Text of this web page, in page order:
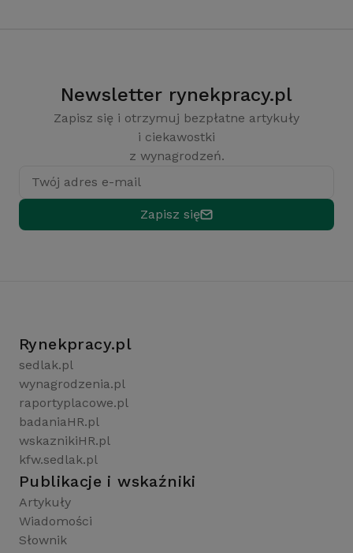
Newsletter rynekpracy.pl
Zapisz się i otrzymuj bezpłatne artykuły
i ciekawostki
z wynagrodzeń.
Twój adres e-mail
Zapisz się
Rynekpracy.pl
sedlak.pl
wynagrodzenia.pl
raportyplacowe.pl
badaniaHR.pl
wskaznikiHR.pl
kfw.sedlak.pl
Publikacje i wskaźniki
Artykuły
Wiadomości
Słownik